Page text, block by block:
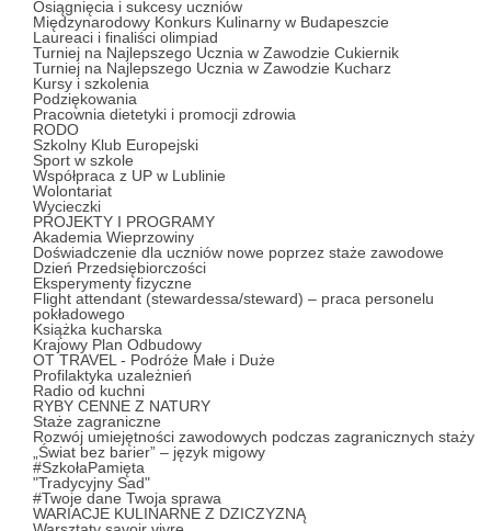
Osiągnięcia i sukcesy uczniów
Międzynarodowy Konkurs Kulinarny w Budapeszcie
Laureaci i finaliści olimpiad
Turniej na Najlepszego Ucznia w Zawodzie Cukiernik
Turniej na Najlepszego Ucznia w Zawodzie Kucharz
Kursy i szkolenia
Podziękowania
Pracownia dietetyki i promocji zdrowia
RODO
Szkolny Klub Europejski
Sport w szkole
Współpraca z UP w Lublinie
Wolontariat
Wycieczki
PROJEKTY I PROGRAMY
Akademia Wieprzowiny
Doświadczenie dla uczniów nowe poprzez staże zawodowe
Dzień Przedsiębiorczości
Eksperymenty fizyczne
Flight attendant (stewardessa/steward) – praca personelu
pokładowego
Książka kucharska
Krajowy Plan Odbudowy
OT TRAVEL - Podróże Małe i Duże
Profilaktyka uzależnień
Radio od kuchni
RYBY CENNE Z NATURY
Staże zagraniczne
Rozwój umiejętności zawodowych podczas zagranicznych staży
„Świat bez barier” – język migowy
#SzkołaPamięta
"Tradycyjny Sad"
#Twoje dane Twoja sprawa
WARIACJE KULINARNE Z DZICZYZNĄ